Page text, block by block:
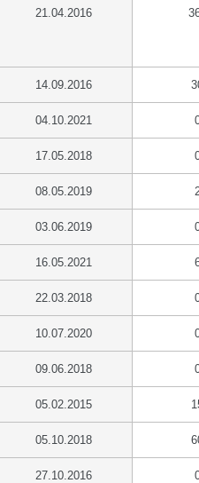
21.04.2016
14.09.2016
04.10.2021
17.05.2018
08.05.2019
03.06.2019
16.05.2021
22.03.2018
10.07.2020
09.06.2018
05.02.2015
05.10.2018
27.10.2016